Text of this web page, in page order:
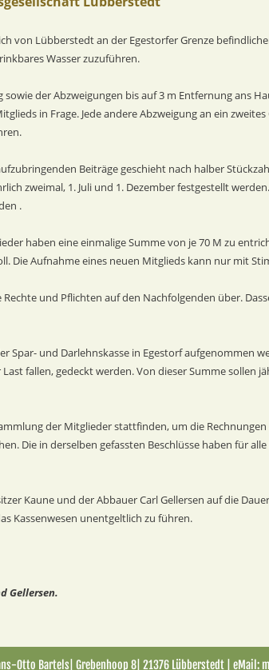
von Lübberstedt an der Egestorfer Grenze
Wasser zuzuführen.
der Abzweigungen bis auf 3 m Entfernung ans
in Frage. Jede andere Abzweigung an ein
Beiträge geschieht nach halber
zweimal, 1. Juli und 1. Dezember festgestellt
.
haben eine einmalige Summe von je 70 M zu
Die Aufnahme eines neuen Mitglieds kann nur mit
und Pflichten auf den Nachfolgenden über.
Spar- und Darlehnskasse in Egestorf aufgenommen
fallen, gedeckt werden. Von dieser Summe sollen
der Mitglieder stattfinden, um die
Die in derselben gefassten Beschlüsse haben für
Kaune und der Abbauer Carl Gellersen auf die
Kassenwesen unentgeltlich zu führen.
Gellersen.
Otto Bartels| Grebenhoop 8| 21376 Lübberstedt | eMail: